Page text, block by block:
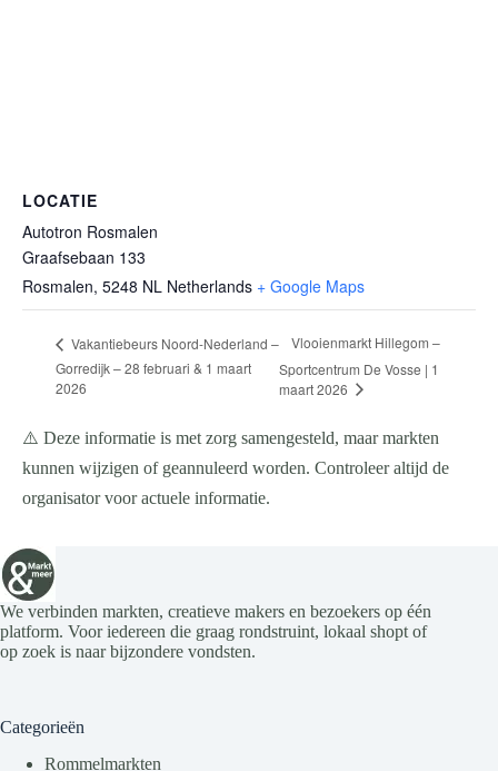
LOCATIE
Autotron Rosmalen
Graafsebaan 133
Rosmalen, 5248 NL Netherlands + Google Maps
Vakantiebeurs Noord-Nederland –
Gorredijk – 28 februari & 1 maart
2026
Vlooienmarkt Hillegom –
Sportcentrum De Vosse | 1
maart 2026
⚠️ Deze informatie is met zorg samengesteld, maar markten
kunnen wijzigen of geannuleerd worden. Controleer altijd de
organisator voor actuele informatie.
We verbinden markten, creatieve makers en bezoekers op één
platform. Voor iedereen die graag rondstruint, lokaal shopt of
op zoek is naar bijzondere vondsten.
Categorieën
Rommelmarkten